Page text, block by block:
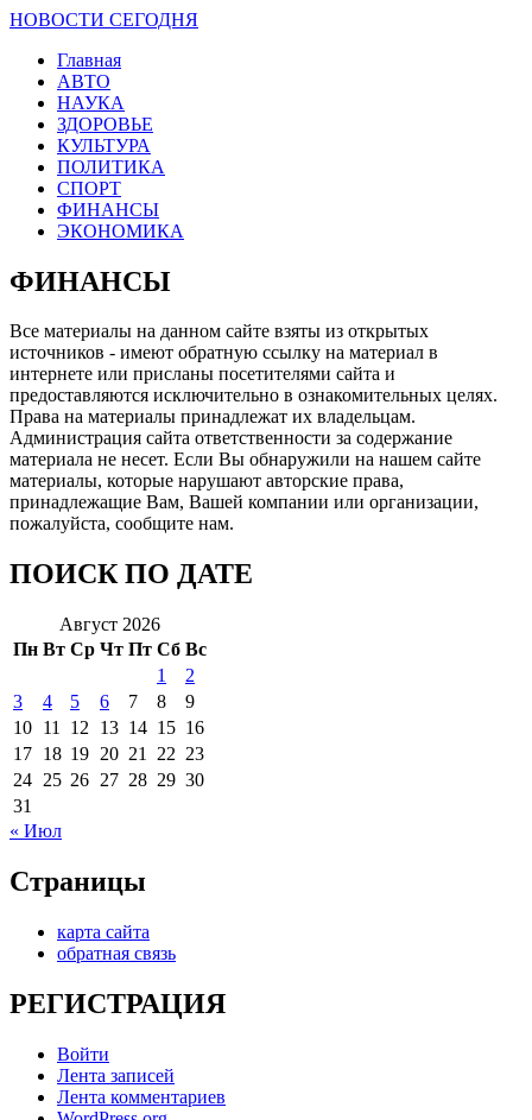
НОВОСТИ СЕГОДНЯ
Главная
АВТО
НАУКА
ЗДОРОВЬЕ
КУЛЬТУРА
ПОЛИТИКА
СПОРТ
ФИНАНСЫ
ЭКОНОМИКА
ФИНАНСЫ
Все материалы на данном сайте взяты из открытых
источников - имеют обратную ссылку на материал в
интернете или присланы посетителями сайта и
предоставляются исключительно в ознакомительных целях.
Права на материалы принадлежат их владельцам.
Администрация сайта ответственности за содержание
материала не несет. Если Вы обнаружили на нашем сайте
материалы, которые нарушают авторские права,
принадлежащие Вам, Вашей компании или организации,
пожалуйста, сообщите нам.
ПОИСК ПО ДАТЕ
Август 2026
Пн Вт Ср Чт Пт Сб Вс
1
2
3
4 5 6 7 8
9
10 11 12 13 14 15 16
17 18 19 20 21 22 23
24 25 26 27 28 29 30
31
« Июл
Страницы
карта сайта
обратная связь
РЕГИСТРАЦИЯ
Войти
Лента записей
Лента комментариев